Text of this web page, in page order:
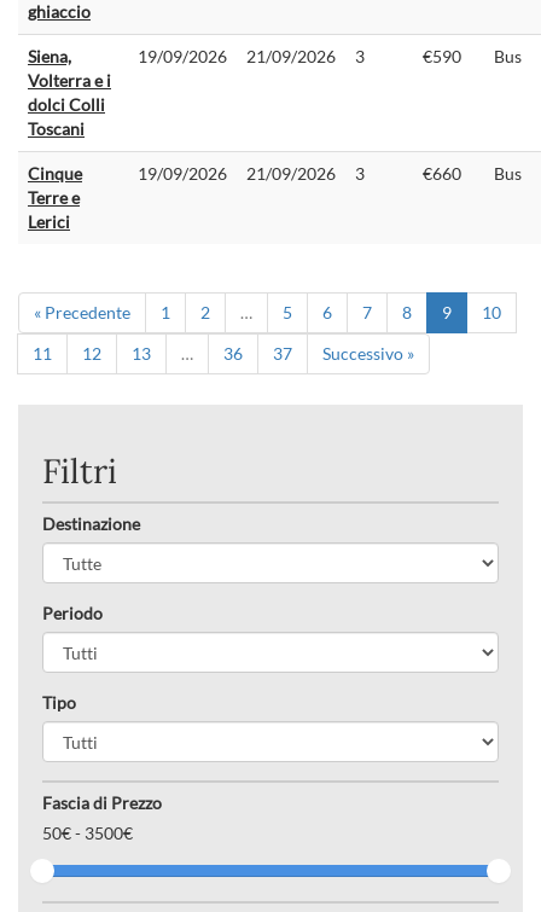
ghiaccio
Siena,
Volterra e i
dolci Colli
Toscani
19/09/2026 21/09/2026 3 €590 Bus
Cinque
Terre e
Lerici
19/09/2026 21/09/2026 3 €660 Bus
« Precedente 1 2 … 5 6 7 8 9
10
11
12 13 … 36 37 Successivo »
Filtri
Destinazione
Periodo
Tipo
Fascia di Prezzo
50€ - 3500€